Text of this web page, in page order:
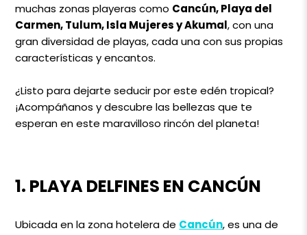
muchas zonas playeras como Cancún, Playa del
Carmen, Tulum, Isla Mujeres y Akumal, con una
gran diversidad de playas, cada una con sus propias
características y encantos.
¿Listo para dejarte seducir por este edén tropical?
¡Acompáñanos y descubre las bellezas que te
esperan en este maravilloso rincón del planeta!
1. PLAYA DELFINES EN CANCÚN
Ubicada en la zona hotelera de Cancún, es una de